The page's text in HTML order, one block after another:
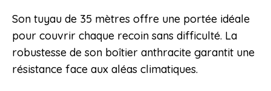
Son tuyau de 35 mètres offre une portée idéale
pour couvrir chaque recoin sans difficulté. La
robustesse de son boîtier anthracite garantit une
résistance face aux aléas climatiques.